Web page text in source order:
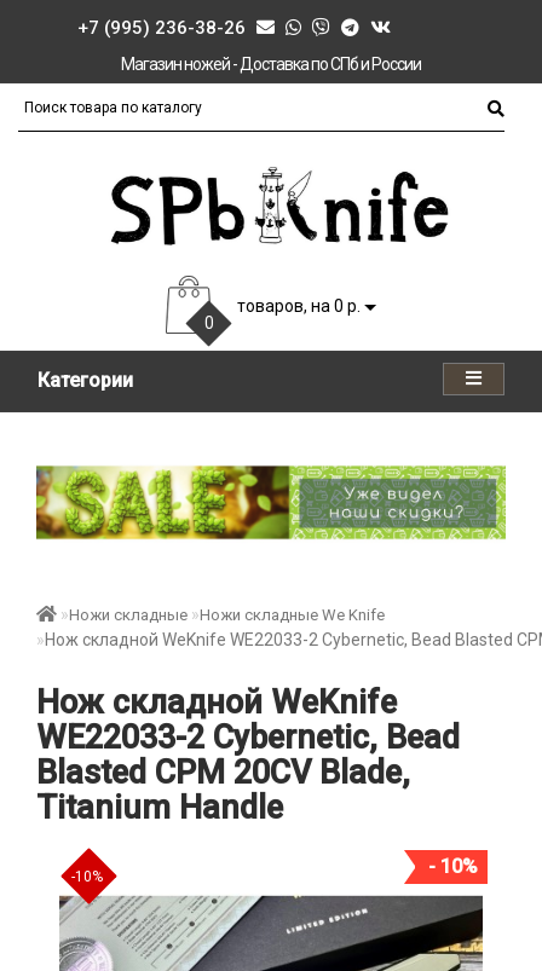
+7 (995) 236-38-26
Магазин ножей - Доставка по СПб и России
0
товаров, на 0 р.
Категории
Ножи складные Ножи складные We Knife
Нож складной WeKnife WE22033-2 Cybernetic, Bead Blasted
Нож складной WeKnife
WE22033-2 Cybernetic, Bead
Blasted CPM 20CV Blade,
Titanium Handle
- 10%
-10%